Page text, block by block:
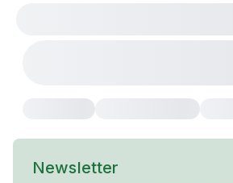
Newsletter